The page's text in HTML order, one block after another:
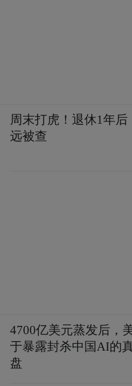
周末打虎！退休1年后
远被查
4700亿美元蒸发后，
于暴露封杀中国AI的
盘